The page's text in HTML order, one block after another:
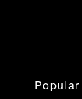
Popular